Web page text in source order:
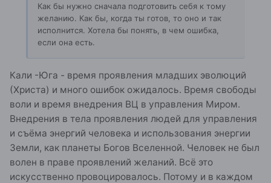
Как бы нужно сначала подготовить себя к тому
желанию. Как бы, когда ты готов, то оно и так
исполнится. Хотела бы понять, в чем ошибка,
если она есть.
Кали -Юга - время проявления младших эволюций
(Христа) и много ошибок ожидалось. Время свободы
воли и время внедрения ВЦ в управления Миром.
Внедрения в тела проявления людей для управления
и съёма энергий человека и использования энергии
Земли, как планеты Богов Вселенной. Человек не был
волен в праве проявлений желаний. Всё это
искусственно провоцировалось. Потому и в каждом